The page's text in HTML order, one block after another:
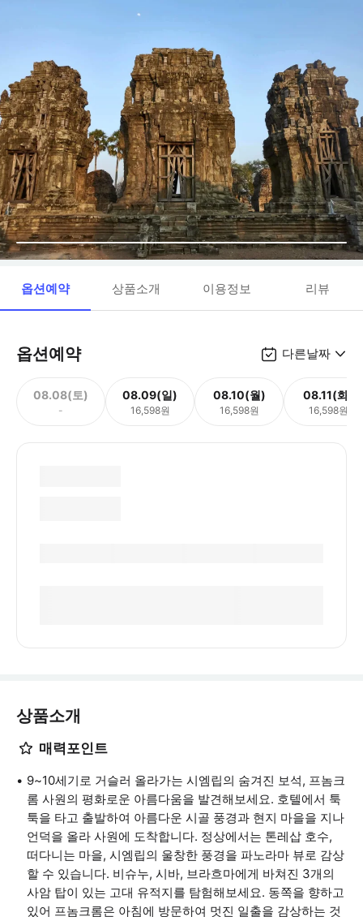
옵션예약 상품소개 이용정보 리뷰
옵션예약 다른날짜
08.08(토)
-
08.09(일)
16,598원
08.10(월)
16,598원
08.11(화)
16,598원
상품소개
매력포인트
9~10세기로 거슬러 올라가는 시엠립의 숨겨진 보석, 프놈크
롬 사원의 평화로운 아름다움을 발견해보세요. 호텔에서 툭
툭을 타고 출발하여 아름다운 시골 풍경과 현지 마을을 지나
언덕을 올라 사원에 도착합니다. 정상에서는 톤레삽 호수,
떠다니는 마을, 시엠립의 울창한 풍경을 파노라마 뷰로 감상
할 수 있습니다. 비슈누, 시바, 브라흐마에게 바쳐진 3개의
사암 탑이 있는 고대 유적지를 탐험해보세요. 동쪽을 향하고
있어 프놈크롬은 아침에 방문하여 멋진 일출을 감상하는 것